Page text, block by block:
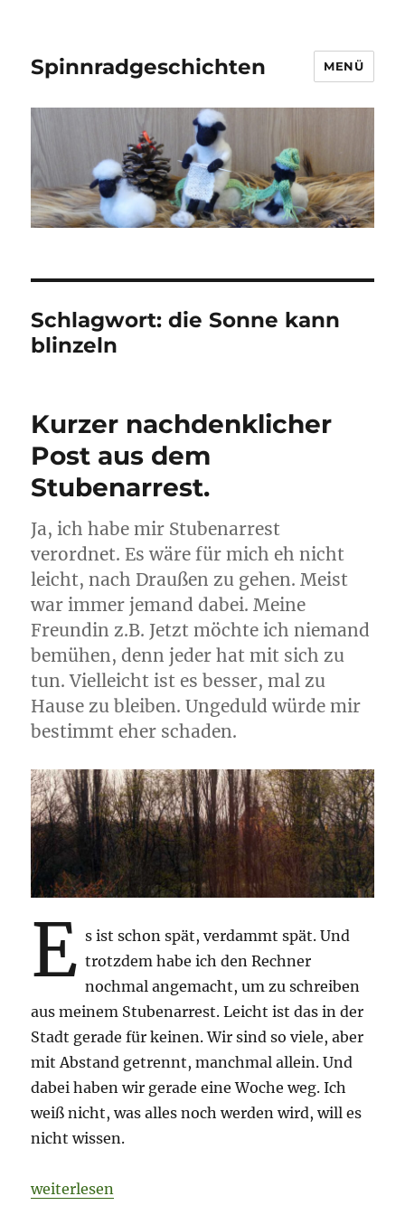
Spinnradgeschichten MENÜ
Schlagwort:die Sonne kann
blinzeln
Kurzer nachdenklicher
Post aus dem
Stubenarrest.
Ja, ich habe mir Stubenarrest
verordnet. Es wäre für mich eh nicht
leicht, nach Draußen zu gehen. Meist
war immer jemand dabei. Meine
Freundin z.B. Jetzt möchte ich niemand
bemühen, denn jeder hat mit sich zu
tun. Vielleicht ist es besser, mal zu
Hause zu bleiben. Ungeduld würde mir
bestimmt eher schaden.
E s ist schon spät, verdammt spät. Und
trotzdem habe ich den Rechner
nochmal angemacht, um zu schreiben
aus meinem Stubenarrest. Leicht ist das in der
Stadt gerade für keinen. Wir sind so viele, aber
mit Abstand getrennt, manchmal allein. Und
dabei haben wir gerade eine Woche weg. Ich
weiß nicht, was alles noch werden wird, will es
nicht wissen.
„Kurzer nachdenklicher Post aus dem
weiterlesen